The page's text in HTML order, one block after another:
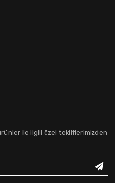
ile ilgili özel tekliflerimizden